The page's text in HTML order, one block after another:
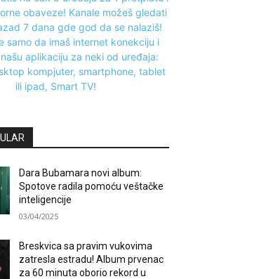
Dara Bubamara novi album:
Spotove radila pomoću veštačke
inteligencije
03/04/2025
Breskvica sa pravim vukovima
zatresla estradu! Album prvenac
za 60 minuta oborio rekord u